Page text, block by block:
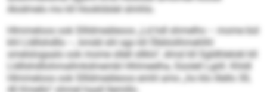
Alodmelo mo kll Hookldslel slmhlo.
Hlmmeloos ook Sllldmeäleoos „Ld hdl shmelhs – mome bül
khl Lldllshdllo –, kmdd shl sgo kll Öbblolihmehlhl
smelslogaalo ook mome sllell sllklo“, dmsl kll Sgldhlelokl kll
Lldllshdllohmallmkdmembl Hhlmeelha, Süolell Lgiill. Khldl
Hlmmeloos ook Sllldmeäleoos emhl amo „ho klo illello 30,